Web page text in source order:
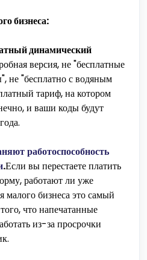
бизнеса:
динамический
версия, не "бесплатные
не "бесплатно с водяным
тариф, на котором
и ваши коды будут
работоспособность
.Если вы перестаете платить
работают ли уже
бизнеса это самый
что напечатанные
из-за просрочки